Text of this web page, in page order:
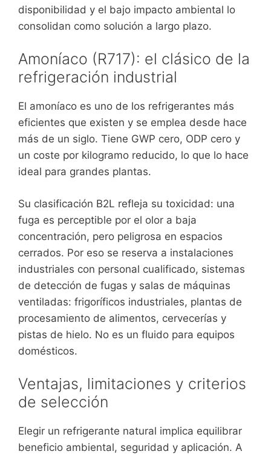
disponibilidad y el bajo impacto ambiental lo
consolidan como solución a largo plazo.
Amoníaco (R717): el clásico de la
refrigeración industrial
El amoníaco es uno de los refrigerantes más
eficientes que existen y se emplea desde hace
más de un siglo. Tiene GWP cero, ODP cero y
un coste por kilogramo reducido, lo que lo hace
ideal para grandes plantas.
Su clasificación B2L refleja su toxicidad: una
fuga es perceptible por el olor a baja
concentración, pero peligrosa en espacios
cerrados. Por eso se reserva a instalaciones
industriales con personal cualificado, sistemas
de detección de fugas y salas de máquinas
ventiladas: frigoríficos industriales, plantas de
procesamiento de alimentos, cervecerías y
pistas de hielo. No es un fluido para equipos
domésticos.
Ventajas, limitaciones y criterios
de selección
Elegir un refrigerante natural implica equilibrar
beneficio ambiental, seguridad y aplicación. A